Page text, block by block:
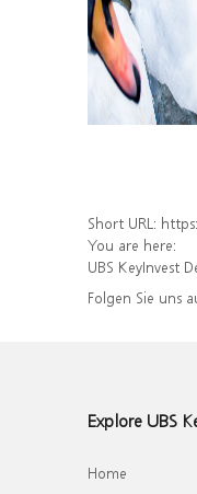
Short URL: https://
You are here:
UBS KeyInvest
Folgen Sie uns
Explore UBS
Home